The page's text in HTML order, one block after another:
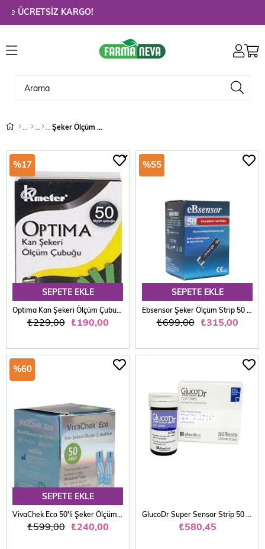
ÜCRETSİZ KARGO!
Şeker Ölçüm Çubukları
SEPETE EKLE
₺190,00
₺229,00
%17
SEPETE EKLE
₺315,00
₺699,00
%55
SEPETE EKLE
₺240,00
₺599,00
%60
TÜKENDI
₺580,45